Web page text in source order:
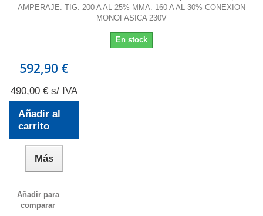
AMPERAJE: TIG: 200 A AL 25% MMA: 160 A AL 30% CONEXION
MONOFASICA 230V
En stock
592,90 €
490,00 € s/ IVA
Añadir al
carrito
Más
Añadir para
comparar